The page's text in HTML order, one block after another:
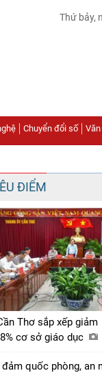
Thứ bảy,
Chuyển đổi số
ĐIỂM
Thơ sắp xếp giảm
cơ sở giáo dục
đảm quốc phòng, an